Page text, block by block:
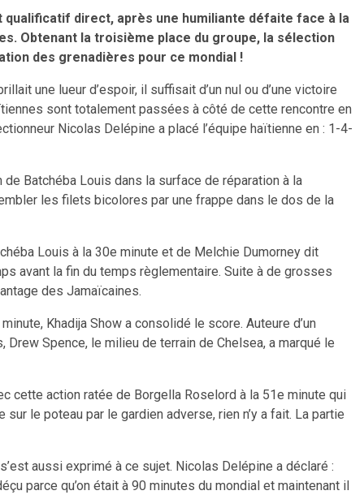
qualificatif direct, après une humiliante défaite face à la
Obtenant la troisième place du groupe, la sélection
des grenadières pour ce mondial !
une lueur d’espoir, il suffisait d’un nul ou d’une victoire
sont totalement passées à côté de cette rencontre en
Nicolas Delépine a placé l’équipe haïtienne en : 1-4-
Batchéba Louis dans la surface de réparation à la
les filets bicolores par une frappe dans le dos de la
Louis à la 30e minute et de Melchie Dumorney dit
avant la fin du temps règlementaire. Suite à de grosses
des Jamaïcaines.
Khadija Show a consolidé le score. Auteure d’un
Spence, le milieu de terrain de Chelsea, a marqué le
cette action ratée de Borgella Roselord à la 51e minute qui
le poteau par le gardien adverse, rien n’y a fait. La partie
aussi exprimé à ce sujet. Nicolas Delépine a déclaré :
parce qu’on était à 90 minutes du mondial et maintenant il